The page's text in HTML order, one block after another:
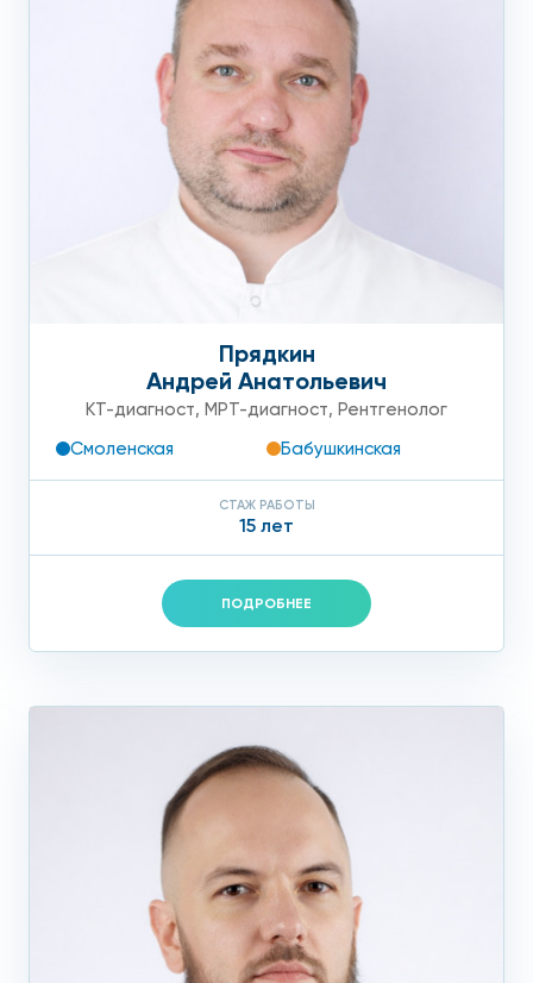
Прядкин
Андрей Анатольевич
КТ-диагност, МРТ-диагност, Рентгенолог
Смоленская
Бабушкинская
СТАЖ РАБОТЫ
15 лет
ПОДРОБНЕЕ